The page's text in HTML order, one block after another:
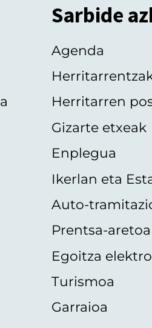
Sarbide
Agenda
Herritarren
Gizarte etxeak
Enplegua
Ikerlan eta
Auto-
Prentsa-aretoa
Egoitza
Turismoa
Garraioa